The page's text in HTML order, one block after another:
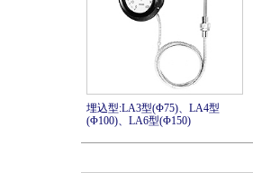
埋込型:LA3型(Φ75)、LA4型
(Φ100)、LA6型(Φ150)